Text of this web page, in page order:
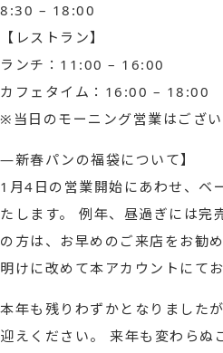
8:30 – 18:00
【レストラン】
ランチ：11:00 – 16:00
カフェタイム：16:00 – 18:00
※当日のモーニング営業はござい
―新春パンの福袋について】
1月4日の営業開始にあわせ、ベ
たします。 例年、昼過ぎには完
の方は、お早めのご来店をお勧
明けに改めて本アカウントにて
本年も残りわずかとなりました
迎えください。 来年も変わらぬ